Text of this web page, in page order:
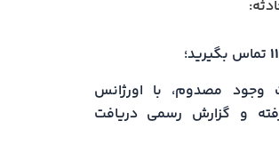
تماس بگیرید؛
مصدوم، با اورژانس
و گزارش رسمی دریافت